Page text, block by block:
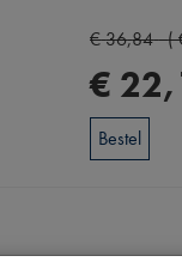
€36,84 (
€ 22,
Bestel